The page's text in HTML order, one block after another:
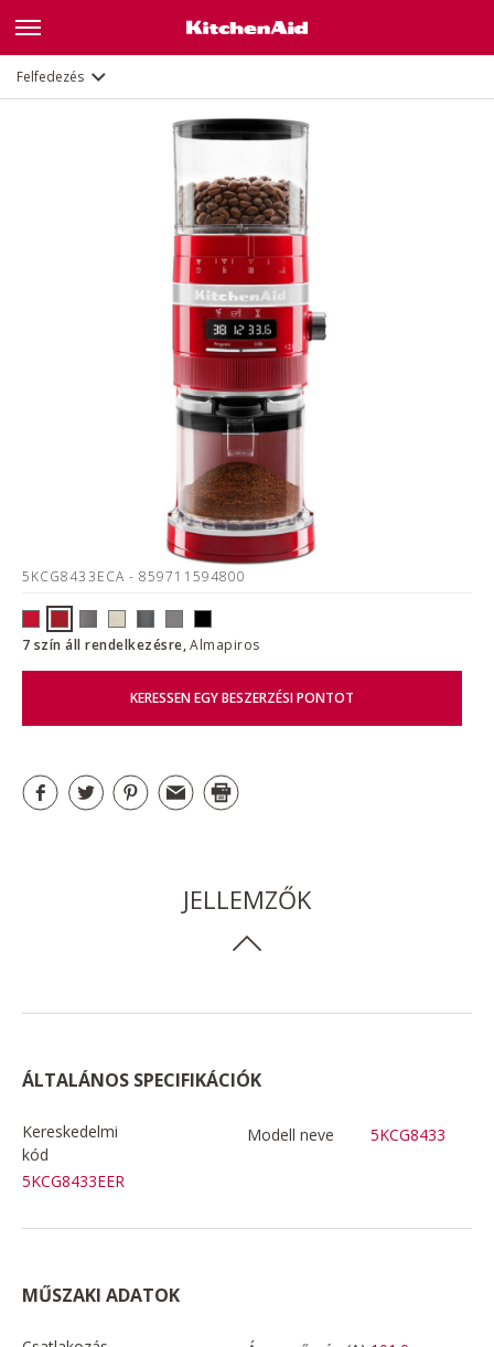
Felfedezés
5KCG8433ECA - 859711594800
7 szín áll rendelkezésre,Almapiros
KERESSEN EGY BESZERZÉSI PONTOT
JELLEMZŐK
ÁLTALÁNOS SPECIFIKÁCIÓK
Kereskedelmi
kód
5KCG8433EER
Modell neve 5KCG8433
MŰSZAKI ADATOK